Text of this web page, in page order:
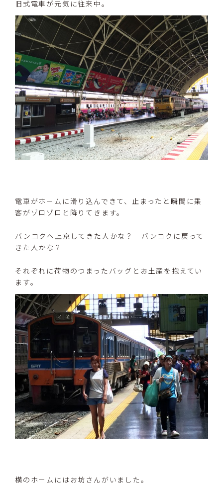
旧式電車が元気に往来中。
電車がホームに滑り込んできて、止まったと瞬間に乗
客がゾロゾロと降りてきます。
バンコクへ上京してきた人かな？ バンコクに戻って
きた人かな？
それぞれに荷物のつまったバッグとお土産を抱えてい
ます。
横のホームにはお坊さんがいました。